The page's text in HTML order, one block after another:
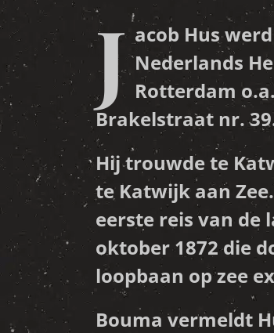
J acob Hus
Nederlands
Rotterdam
Brakelstraat nr.
Hij trouwde te
te Katwijk aan
eerste reis van de
oktober 1872 die
loopbaan op zee
Bouma vermeldt